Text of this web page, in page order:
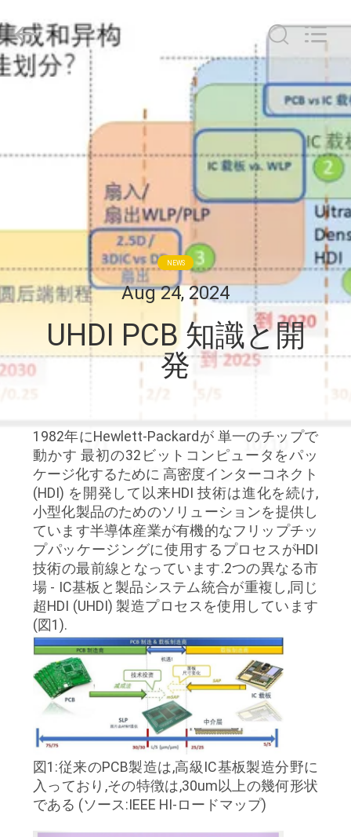
家
ク
ト
達
に
2026
HongRuiXing
(Hubei)
Electronics
Co.,Ltd..
All
NEWS
Aug 24, 2024
UHDI PCB 知識と開
発
1982年にHewlett-Packardが 単一のチップで
動かす 最初の32ビットコンピュータをパッ
ケージ化するために 高密度インターコネクト
(HDI) を開発して以来HDI 技術は進化を続け,
小型化製品のためのソリューションを提供し
ています半導体産業が有機的なフリップチッ
プパッケージングに使用するプロセスがHDI
技術の最前線となっています.2つの異なる市
場 - IC基板と製品システム統合が重複し,同じ
超HDI (UHDI) 製造プロセスを使用しています
(図1).
図1:従来のPCB製造は,高級IC基板製造分野に
入っており,その特徴は,30um以上の幾何形状
である (ソース:IEEE HI-ロードマップ)